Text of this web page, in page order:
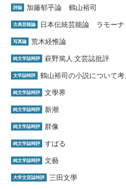
詩論 加藤郁乎論 鶴山裕司
古典芸能論 日本伝統芸能論 ラモーナ
写真論 荒木経惟論
純文学誌時評 萩野篤人 文芸誌批評
文学誌時評 鶴山裕司の小説について
純文学誌時評 文學界
純文学誌時評 新潮
純文学誌時評 群像
純文学誌時評 すばる
純文学誌時評 文藝
大学文芸誌時評 三田文學